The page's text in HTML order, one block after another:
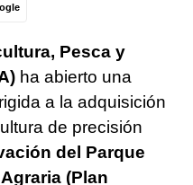
Pesca y
ha abierto una
a la adquisición
de precisión
del Parque
(Plan